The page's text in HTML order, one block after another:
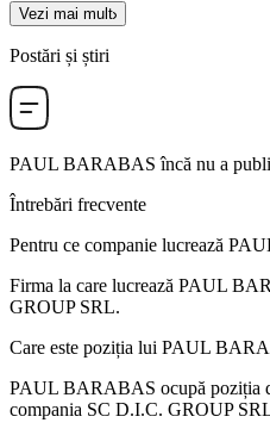
Vezi mai mult
Postări și știri
PAUL BARABAS încă nu a
Întrebări frecvente
Pentru ce companie lucrează
Firma la care lucrează PAUL
GROUP SRL.
Care este poziția lui PAUL
PAUL BARABAS ocupă poziția
compania SC D.I.C. GROUP